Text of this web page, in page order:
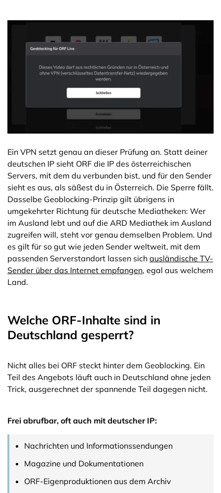
Ein VPN setzt genau an dieser Prüfung an. Statt deiner
deutschen IP sieht ORF die IP des österreichischen
Servers, mit dem du verbunden bist, und für den Sender
sieht es aus, als säßest du in Österreich. Die Sperre fällt.
Dasselbe Geoblocking-Prinzip gilt übrigens in
umgekehrter Richtung für deutsche Mediatheken: Wer
im Ausland lebt und auf die ARD Mediathek im Ausland
zugreifen will, steht vor genau demselben Problem. Und
es gilt für so gut wie jeden Sender weltweit, mit dem
passenden Serverstandort lassen sich ausländische TV-
Sender über das Internet empfangen, egal aus welchem
Land.
Welche ORF-Inhalte sind in
Deutschland gesperrt?
Nicht alles bei ORF steckt hinter dem Geoblocking. Ein
Teil des Angebots läuft auch in Deutschland ohne jeden
Trick, ausgerechnet der spannende Teil dagegen nicht.
Frei abrufbar, oft auch mit deutscher IP:
Nachrichten und Informationssendungen
Magazine und Dokumentationen
ORF-Eigenproduktionen aus dem Archiv